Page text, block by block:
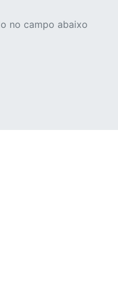
no campo abaixo